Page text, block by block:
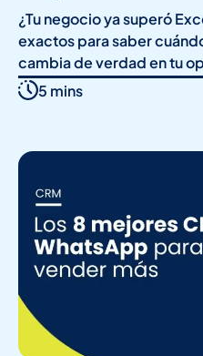
¿Tu negocio ya superó
exactos para saber
cambia de verdad en tu
5 mins